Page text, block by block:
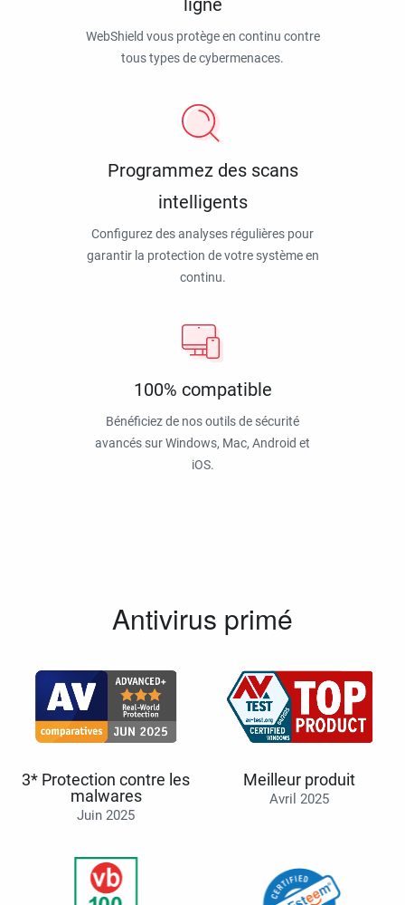
ligne
WebShield vous protège en continu contre
tous types de cybermenaces.
Programmez des scans
intelligents
Configurez des analyses régulières pour
garantir la protection de votre système en
continu.
100% compatible
Bénéficiez de nos outils de sécurité
avancés sur Windows, Mac, Android et
iOS.
Antivirus primé
3* Protection contre les
malwares
Juin 2025
Meilleur produit
Avril 2025